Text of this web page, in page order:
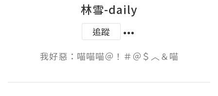
林雪-daily
追蹤
我好惡：喵喵喵＠！＃＠＄︿＆喵